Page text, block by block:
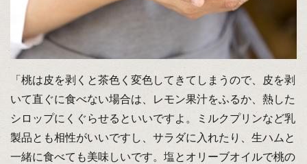
「桃は皮を剥くと茶色く変色してきてしまうので、皮を剥
いて直ぐに食べない場合は、レモン果汁をふるか、熱した
シロップにくぐらせるといいですよ。ミルクプリンなど乳
製品とも相性がいいですし、サラダに入れたり、生ハムと
一緒に食べても美味しいです。塩とオリーブオイルで桃の